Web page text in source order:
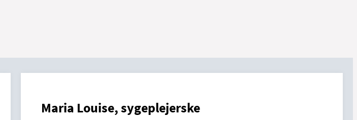
Maria Louise, sygeplejerske